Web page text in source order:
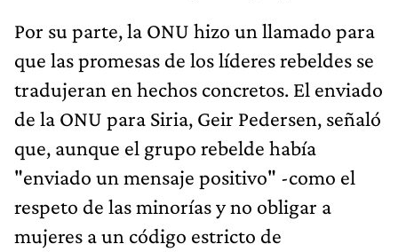
Por su parte, la ONU hizo un llamado para
que las promesas de los líderes rebeldes se
tradujeran en hechos concretos. El enviado
de la ONU para Siria, Geir Pedersen, señaló
que, aunque el grupo rebelde había
"enviado un mensaje positivo" -como el
respeto de las minorías y no obligar a
mujeres a un código estricto de